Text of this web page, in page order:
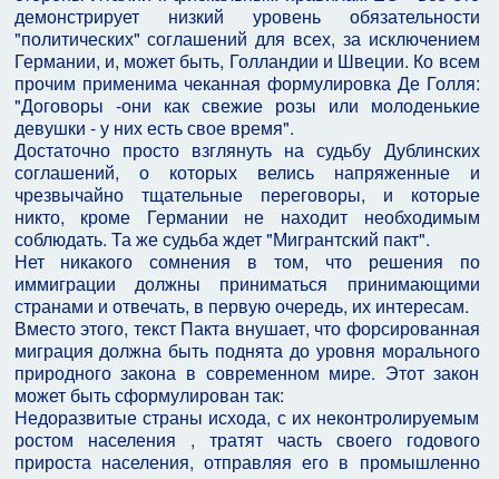
демонстрирует низкий уровень обязательности
"политических" соглашений для всех, за исключением
Германии, и, может быть, Голландии и Швеции. Ко всем
прочим применима чеканная формулировка Де Голля:
"Договоры -они как свежие розы или молоденькие
девушки - у них есть свое время".
Достаточно просто взглянуть на судьбу Дублинских
соглашений, о которых велись напряженные и
чрезвычайно тщательные переговоры, и которые
никто, кроме Германии не находит необходимым
соблюдать. Та же судьба ждет "Мигрантский пакт".
Нет никакого сомнения в том, что решения по
иммиграции должны приниматься принимающими
странами и отвечать, в первую очередь, их интересам.
Вместо этого, текст Пакта внушает, что форсированная
миграция должна быть поднята до уровня морального
природного закона в современном мире. Этот закон
может быть сформулирован так:
Недоразвитые страны исхода, с их неконтролируемым
ростом населения , тратят часть своего годового
прироста населения, отправляя его в промышленно